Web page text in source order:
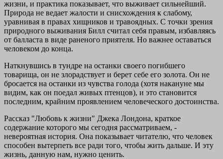
жизни, и практика показывает, что выживает сильнейший.
Природа не ведает жалости и снисхождения к слабому,
уравнивая в правах хищников и травоядных. С точки зрения
природного выживания Билл считал себя правым, избавляясь
от балласта в виде раненого приятеля. Но важнее оставаться
человеком до конца.
Наткнувшись в тундре на останки своего погибшего
товарища, он не злорадствует и берет себе его золота. Он не
бросается на останки из чувства голода (хотя накануне мы
видим, как он поедал живых птенцов), и это становится
последним, крайним проявлением человеческого достоинства.
Рассказ "Любовь к жизни" Джека Лондона, краткое
содержание которого мы сегодня рассматриваем, -
невероятная история. Она показывает читателю, что человек
способен вытерпеть все ради того, чтобы жить дальше. И эту
жизнь, данную нам, нужно ценить.